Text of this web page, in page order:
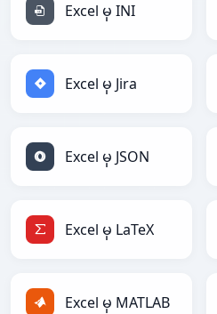
Excel မှ INI
Excel မှ Jira
Excel မှ JSON
Excel မှ LaTeX
Excel မှ MATLAB